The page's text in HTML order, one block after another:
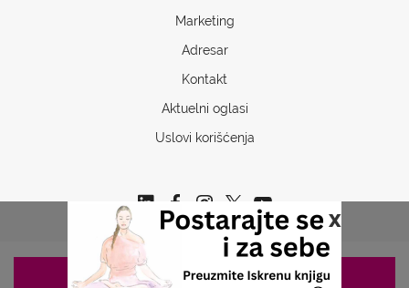
x
Marketing
Adresar
Kontakt
Aktuelni oglasi
Uslovi korišćenja
ZAKAZIVANJE 063/687-460